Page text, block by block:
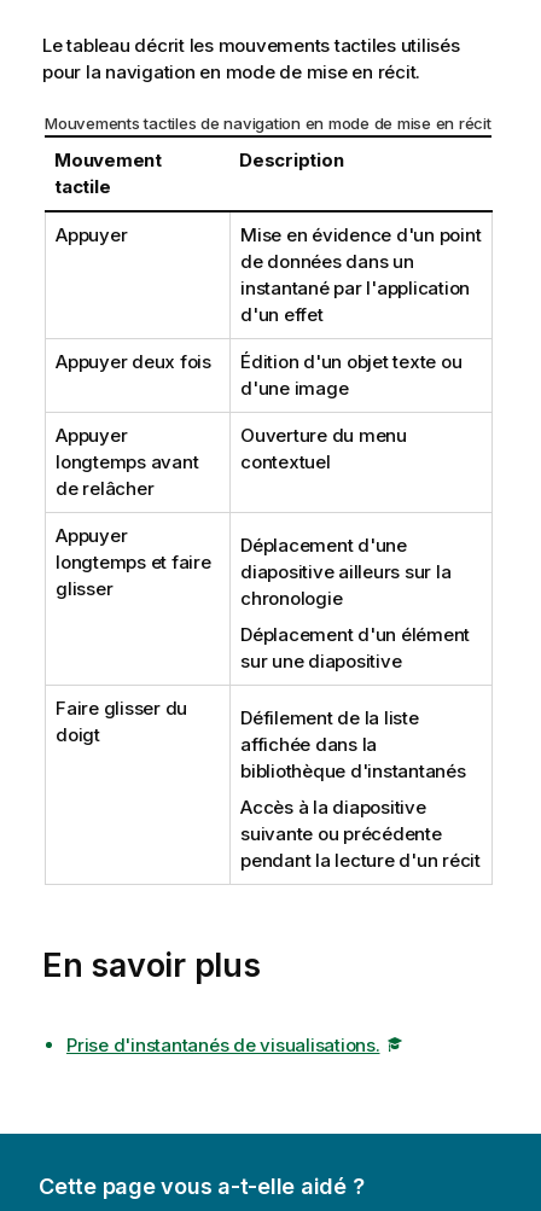
Le tableau décrit les mouvements tactiles utilisés
pour la navigation en mode de mise en récit.
Mouvements tactiles de navigation en mode de mise en récit
Mouvement
tactile
Description
Appuyer
Mise en évidence d'un point
de données dans un
instantané par l'application
d'un effet
Appuyer deux fois
Édition d'un objet texte ou
d'une image
Appuyer
longtemps avant
de relâcher
Ouverture du menu
contextuel
Appuyer
longtemps et faire
glisser
Déplacement d'une
diapositive ailleurs sur la
chronologie
Déplacement d'un élément
sur une diapositive
Faire glisser du
doigt
Défilement de la liste
affichée dans la
bibliothèque d'instantanés
Accès à la diapositive
suivante ou précédente
pendant la lecture d'un récit
En savoir plus
Prise d'instantanés de visualisations.
Cette page vous a-t-elle aidé ?